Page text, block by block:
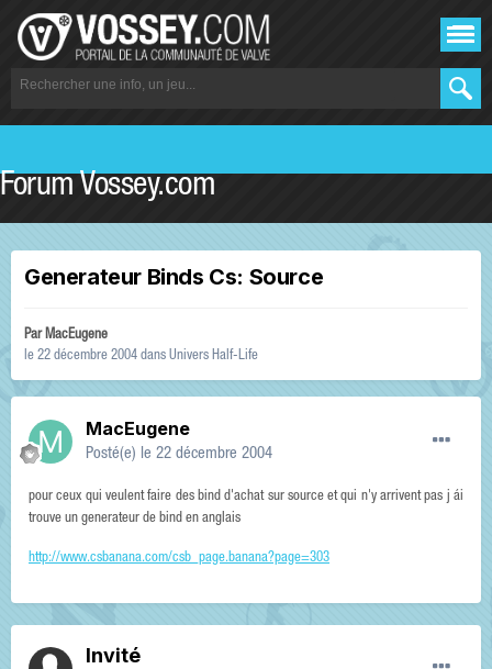
Forum Vossey.com
Generateur Binds Cs: Source
ParMacEugene
le 22 décembre 2004 dans Univers Half-Life
MacEugene
Posté(e) le 22 décembre 2004
pour ceux qui veulent faire des bind d'achat sur source et qui n'y arrivent pas j ái
trouve un generateur de bind en anglais
http://www.csbanana.com/csb_page.banana?page=303
Invité